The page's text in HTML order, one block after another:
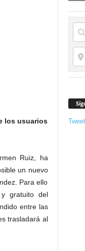
los usuarios
Ruiz, ha
un nuevo
Para ello
gratuito del
entre las
trasladará al